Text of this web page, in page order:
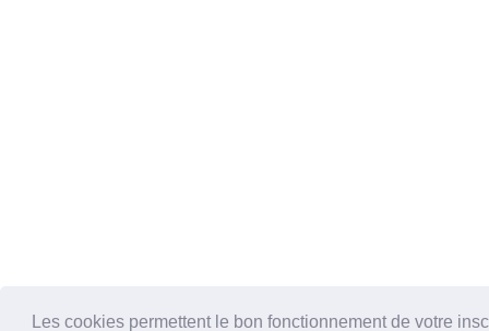
Les cookies permettent le bon fonctionnement de votre